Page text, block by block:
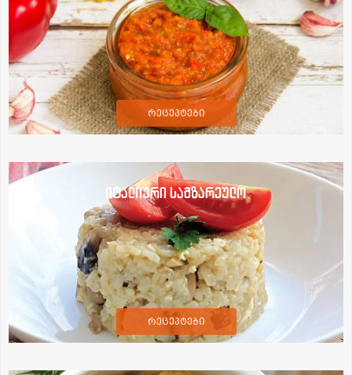
რეცეპტები
იტალიური სამზარეულო
რეცეპტები